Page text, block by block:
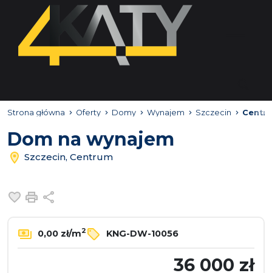
Strona główna Oferty Domy Wynajem Szczecin
Dom na wynajem
Szczecin, Centrum
Dodaj do ulubionych
Drukuj
0,00 zł/m2 KNG-DW-10056
36 000 zł